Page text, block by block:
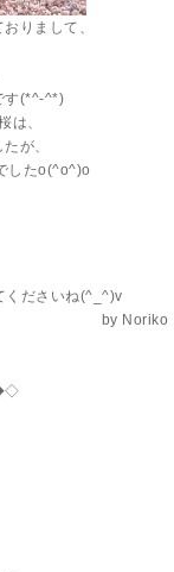
りまして、
す(*^-^*)
は、
が、
したo(^o^)o
くださいね(^_^)v
by Noriko